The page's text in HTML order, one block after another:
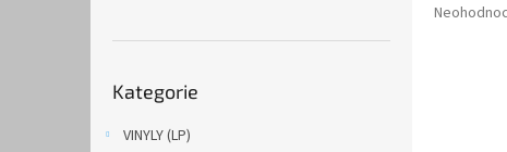
kategorie
Kategorie
VINYLY (LP)
Průměrné